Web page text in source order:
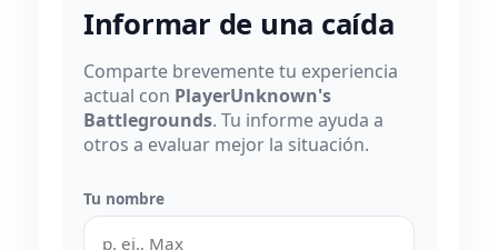
Informar de una caída
Comparte brevemente tu experiencia
actual con PlayerUnknown's
Battlegrounds. Tu informe ayuda a
otros a evaluar mejor la situación.
Tu nombre